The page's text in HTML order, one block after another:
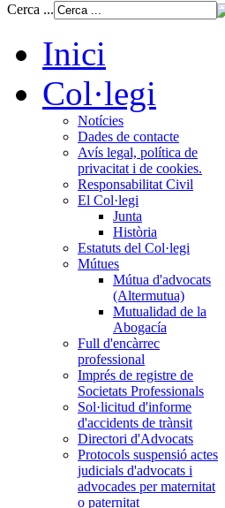
Cerca ...
Inici
Col·legi
Notícies
Dades de contacte
Avís legal, política de
privacitat i de cookies.
Responsabilitat Civil
El Col·legi
Junta
Història
Estatuts del Col·legi
Mútues
Mútua d'advocats
(Altermutua)
Mutualidad de la
Abogacía
Full d'encàrrec
professional
Imprés de registre de
Societats Professionals
Sol·licitud d'informe
d'accidents de trànsit
Directori d'Advocats
Protocols suspensió actes
judicials d'advocats i
advocades per maternitat
o paternitat